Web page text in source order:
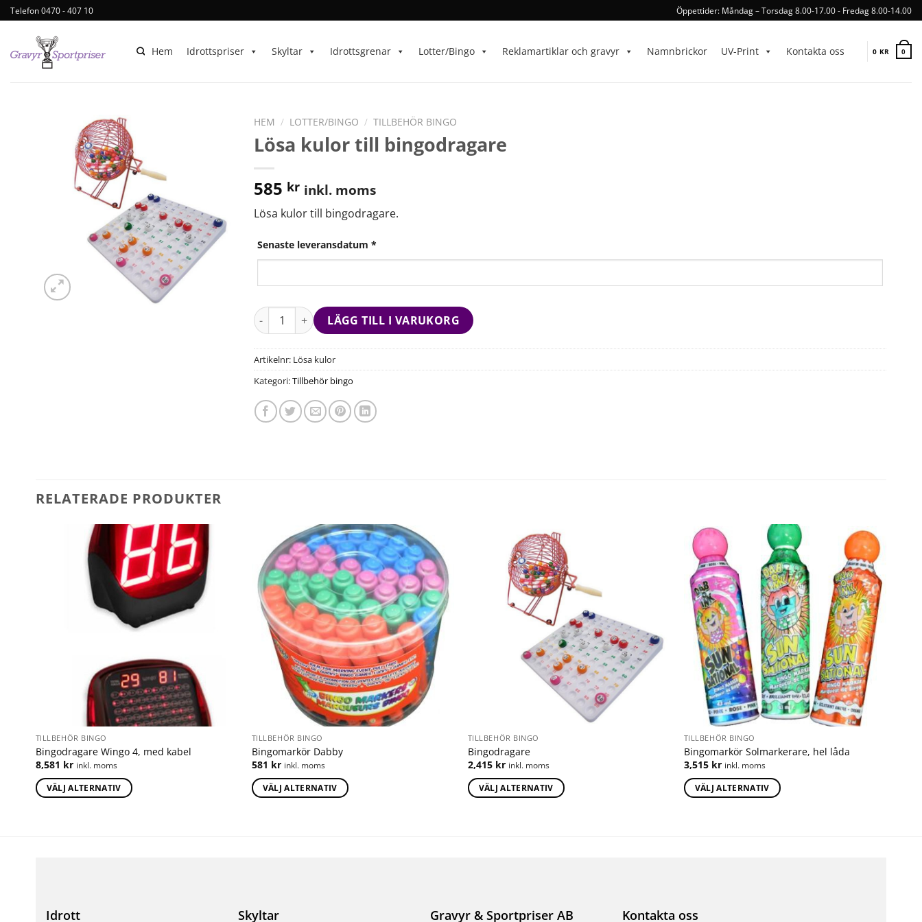
Telefon 0470 - 407 10 Öppettider: Måndag – Torsdag 8.00-17.00 - Fredag 8.00-14.00
Hem Idrottspriser Skyltar Idrottsgrenar Lotter/Bingo Reklamartiklar och gravyr Namnbrickor UV-Print Kontakta oss 0 KR 0
HEM / LOTTER/BINGO / TILLBEHÖR BINGO
Lösa kulor till bingodragare
585 kr inkl. moms
Lösa kulor till bingodragare.
Senaste leveransdatum *
LÄGG TILL I VARUKORG
Artikelnr: Lösa kulor
Kategori:Tillbehör bingo
RELATERADE PRODUKTER
TILLBEHÖR BINGO
Bingodragare Wingo 4, med kabel
8,581 kr inkl. moms
VÄLJ ALTERNATIV
TILLBEHÖR BINGO
Bingomarkör Dabby
581 kr inkl. moms
VÄLJ ALTERNATIV
TILLBEHÖR BINGO
Bingodragare
2,415 kr inkl. moms
VÄLJ ALTERNATIV
TILLBEHÖR BINGO
Bingomarkör Solmarkerare, hel låda
3,515 kr inkl. moms
VÄLJ ALTERNATIV
Idrott Skyltar Gravyr & Sportpriser AB Kontakta oss